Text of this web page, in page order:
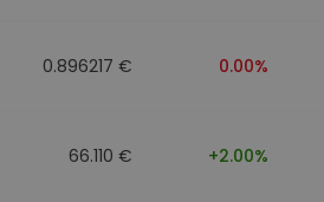
0.896217 € 0.00%
66.110 € +2.00%